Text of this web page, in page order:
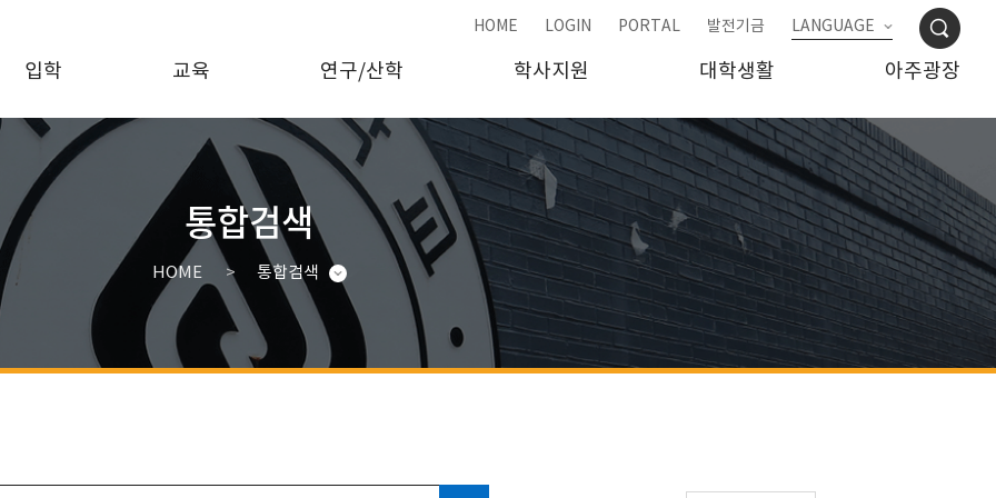
HOME LOGIN PORTAL 발전기금 LANGUAGE
입학 교육 연구/산학 학사지원 대학생활 아주광장
통합검색
HOME 통합검색